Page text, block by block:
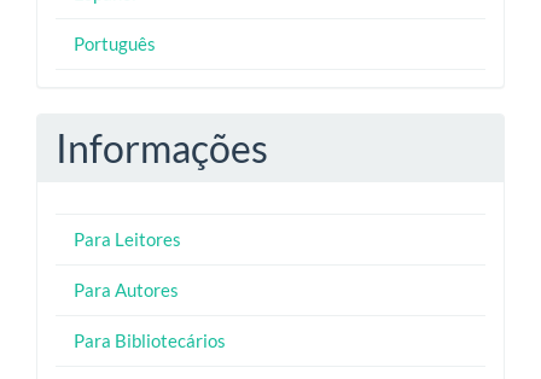
Português
Informações
Para Leitores
Para Autores
Para Bibliotecários